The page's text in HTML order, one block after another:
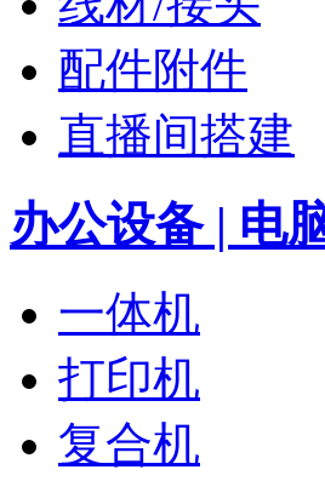
配件附件
直播间搭建
办公设备 | 电
一体机
打印机
复合机